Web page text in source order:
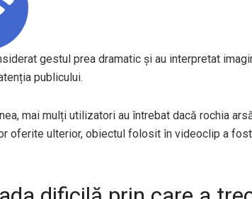
gestul prea dramatic și au interpretat
publicului.
mai mulți utilizatori au întrebat dacă rochia
oferite ulterior, obiectul folosit în videoclip a